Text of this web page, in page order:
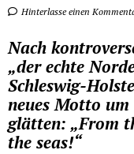
Hinterlasse einen
Nach
„der echte
Schleswig-
neues Motto um
glätten: „From
the seas!“